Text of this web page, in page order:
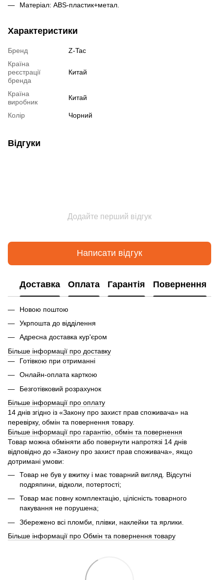
Матеріал: ABS-пластик+метал.
Характеристики
Бренд
Z-Tac
Країна
реєстрації
бренда
Китай
Країна
виробник
Китай
Колір Чорний
Відгуки
Додайте перший відгук
Написати відгук
Доставка Оплата Гарантія Повернення
Новою поштою
Укрпошта до відділення
Адресна доставка кур'єром
Більше інформації про доставку
Готівкою при отриманні
Онлайн-оплата карткою
Безготівковий розрахунок
Більше інформації про оплату
14 днів згідно із «Закону про захист прав споживача» на
перевірку, обмін та повернення товару.
Більше інформації про гарантію, обмін та повернення
Товар можна обміняти або повернути напротязі 14 днів
відповідно до «Закону про захист прав споживача», якщо
дотримані умови:
Товар не був у вжитку і має товарний вигляд. Відсутні
подряпини, відколи, потертості;
Товар має повну комплектацію, цілісність товарного
пакування не порушена;
Збережено всі пломби, плівки, наклейки та ярлики.
Більше інформації про Обмін та повернення товару